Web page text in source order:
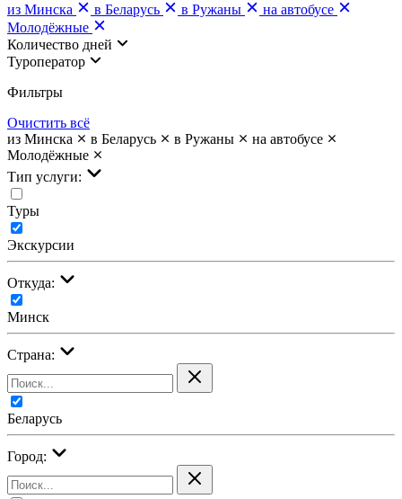
из Минска
в Беларусь в Ружаны
на автобусе
Молодёжные
Количество дней
Туроператор
Фильтры
Очистить всё
из Минска
в Беларусь в Ружаны
на автобусе
Молодёжные
Тип услуги:
Туры
Экскурсии
Откуда:
Минск
Страна:
Беларусь
Город: